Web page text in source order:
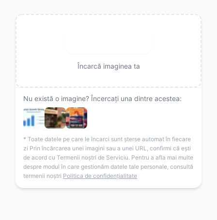
Încarcă imaginea ta
Nu există o imagine? Încercați una dintre acestea:
* Toate datele pe care le încarci sunt șterse automat în fiecare
zi Prin încărcarea unei imagini sau a unei URL, confirmi că ești
de acord cu Termenii noștri de Serviciu. Pentru a afla mai multe
despre modul în care gestionăm datele tale personale, consultă
termenii noștri Politica de confidențialitate